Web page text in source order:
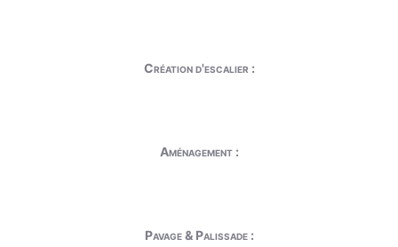
Création d'escalier :
Aménagement :
Pavage & Palissade :